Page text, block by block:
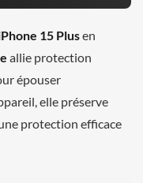
15 Plusen
allie protection
épouser
elle préserve
protection efficace